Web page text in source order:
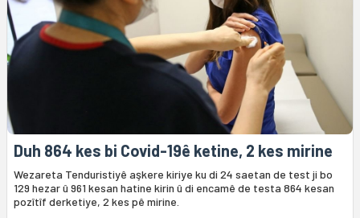
Duh 864 kes bi Covid-19ê ketine, 2 kes mirine
Wezareta Tenduristiyê aşkere kiriye ku di 24 saetan de test ji bo
129 hezar û 961 kesan hatine kirin û di encamê de testa 864 kesan
pozîtîf derketiye, 2 kes pê mirine.